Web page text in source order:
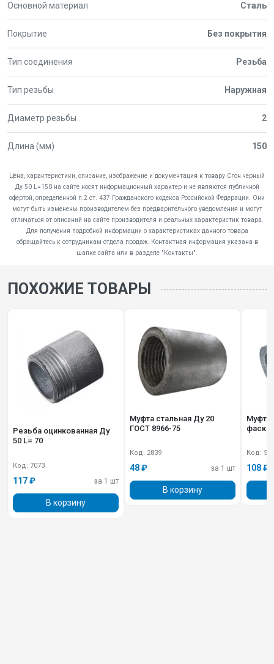
Основной материал Сталь
Покрытие Без покрытия
Тип соединения Резьба
Тип резьбы Наружная
Диаметр резьбы 2
Длина (мм) 150
Цена, характеристики, описание, изображение и документация к товару Сгон черный
Ду 50 L=150 на сайте носят информационный характер и не являются публичной
офертой, определенной п.2 ст. 437 Гражданского кодекса Российской Федерации. Они
могут быть изменены производителем без предварительного уведомления и могут
отличаться от описаний на сайте производителя и реальных характеристик товара.
Для получения подробной информации о характеристиках данного товара
обращайтесь к сотрудникам отдела продаж. Контактная информация указана в
шапке сайта или в разделе "Контакты".
ПОХОЖИЕ ТОВАРЫ
Резьба оцинкованная Ду
50 L= 70
Код: 7073
117 ₽ за 1 шт
В корзину
Муфта стальная Ду 20
ГОСТ 8966-75
Код: 2839
48 ₽ за 1 шт
В корзину
Муфта СТАЛЬНАЯ Ду 32 с
Код:
108 ₽